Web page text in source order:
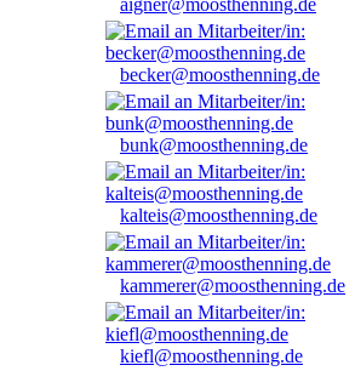
aigner@moosthenning.de
becker@moosthenning.de
bunk@moosthenning.de
kalteis@moosthenning.de
kammerer@moosthenning.de
kiefl@moosthenning.de